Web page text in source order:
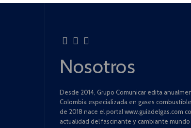
Nosotros
Desde 2014, Grupo Comunicar edita
Colombia especializada en gases
de 2018 nace el portal www.guiadelgas.com
actualidad del fascinante y cambiante mundo